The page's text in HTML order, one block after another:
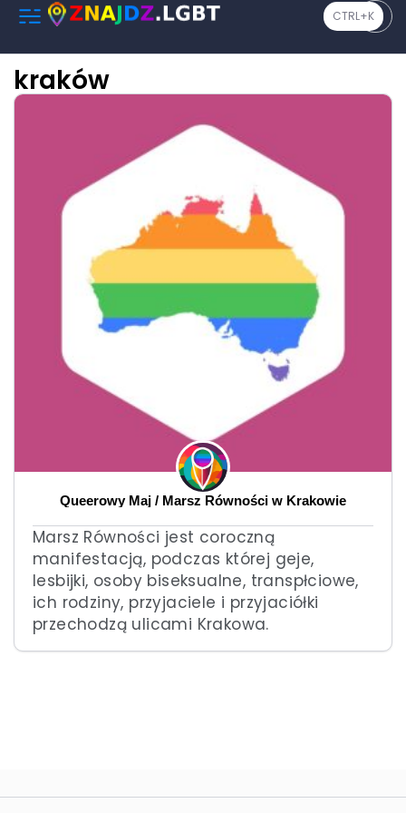
CTRL+K
kraków
Queerowy Maj / Marsz Równości w Krakowie
Marsz Równości jest coroczną
manifestacją, podczas której geje,
lesbijki, osoby biseksualne, transpłciowe,
ich rodziny, przyjaciele i przyjaciółki
przechodzą ulicami Krakowa.